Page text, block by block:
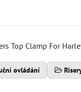
Top Clamp For
ovládání